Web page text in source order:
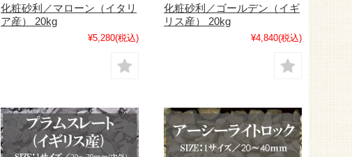
化粧砂利／マローン（イタリ
ア産） 20kg
¥5,280(税込)
化粧砂利／ゴールデン（イギ
リス産） 20kg
¥4,840(税込)